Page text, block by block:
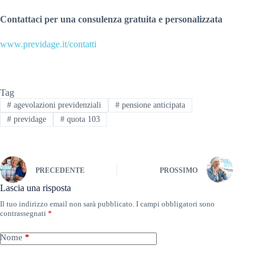
Contattaci per una consulenza gratuita e personalizzata
www.previdage.it/contatti
Tag
#agevolazioni previdenziali #pensione anticipata
#previdage #quota 103
PRECEDENTE PROSSIMO
Lascia una risposta
Il tuo indirizzo email non sarà pubblicato. I campi obbligatori sono
contrassegnati *
Nome *